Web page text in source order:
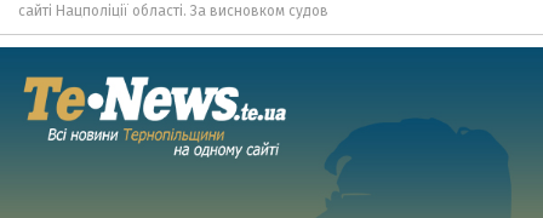
сайті Нацполіції області. За висновком судов